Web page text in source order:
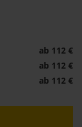
ab 112 €
ab 112 €
ab 112 €